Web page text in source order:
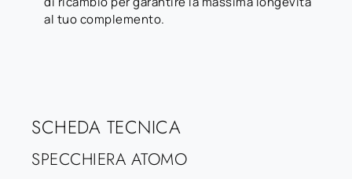
al tuo complemento.
SCHEDA TECNICA
SPECCHIERA ATOMO